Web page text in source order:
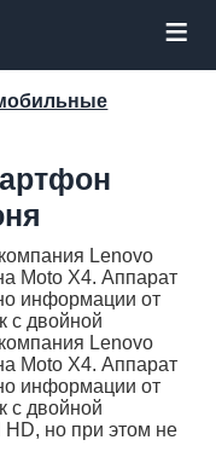
≡
Lenovo
Moto X4. Аппарат
информации от
с двойной
Lenovo
Moto X4. Аппарат
информации от
с двойной
но при этом не